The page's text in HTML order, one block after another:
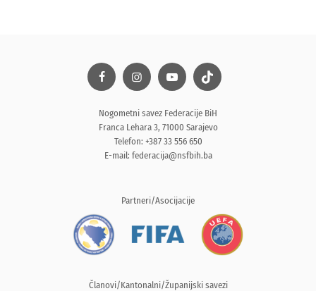
Nogometni savez Federacije BiH
Franca Lehara 3, 71000 Sarajevo
Telefon: +387 33 556 650
E-mail: federacija@nsfbih.ba
Partneri/Asocijacije
Članovi/Kantonalni/Županijski savezi